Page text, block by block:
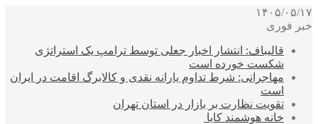
۱۴۰۵/۰۵/۱۷
خبر فوری
قالیباف: انتشار اخبار جعلی توسط ترامپ یک استراتژی
شکست خورده است
مهاجرانی: شرط تداوم یارانه نقدی و کالابرگ اقامت در ایران
است
تقویت نظارت بر بازار در استان تهران
خانه هوشمند کایا